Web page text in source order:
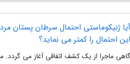
آیا ژنیکوماستی احتمال سرطان پستان
این احتمال را کمتر می نماید؟
گاهی ماجرا از یک کشف اتفاقی آغاز می